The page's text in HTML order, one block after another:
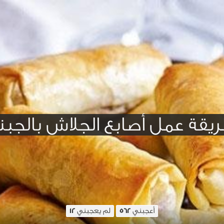
عمل أصابع الجلاش
أعجبني 562 لم يعجبني 12